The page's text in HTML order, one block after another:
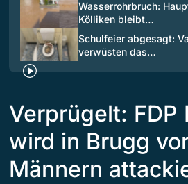
Wasserrohrbruch:
Kölliken bleibt…
Schulfeier abgesagt:
verwüsten das…
Verprügelt: FDP
wird in Brugg
Männern